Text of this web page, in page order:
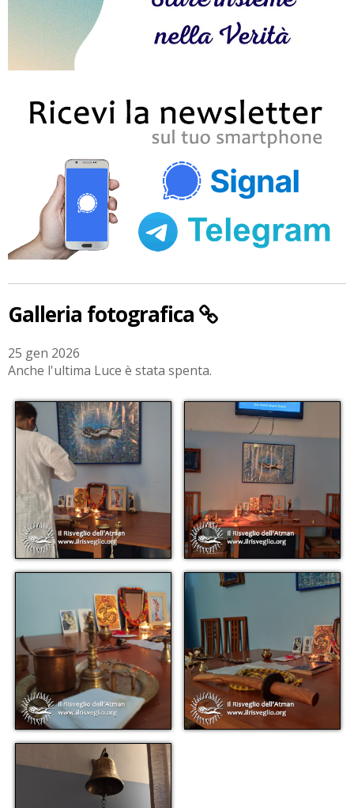
Galleria fotografica
25 gen 2026
Anche l'ultima Luce è stata spenta.